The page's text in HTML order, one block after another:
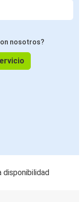
nosotros?
disponibilidad